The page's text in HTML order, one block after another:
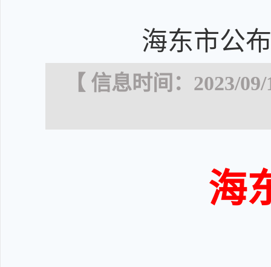
海东市公
【 信息时间：2023/
海